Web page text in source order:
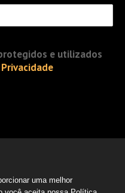
e utilizados
uma melhor